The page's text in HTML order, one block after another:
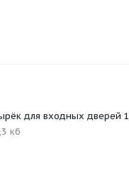
для входных дверей 1
кб